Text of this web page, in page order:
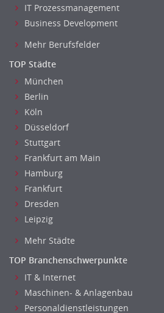
Erzieher
Kindergarten, KiTa, Vorschule
Bildung & Soziales Leitung, Teamleitung
Architektur
Fotografie, Video
Grafik- und Kommunikationsdesign
Medien-, Screen-, Webdesign
Modedesign, Schmuckdesign
Produktdesign, Industriedesign
Theater, Schauspiel, Musik, Tanz
Beschaffungslogistik
Disposition
Logistik
Entsorgungslogistik
IT Prozessmanagement
Business Development
Mehr Berufsfelder
TOP Städte
München
Berlin
Köln
Düsseldorf
Stuttgart
Frankfurt am Main
Hamburg
Frankfurt
Dresden
Leipzig
Mehr Städte
TOP Branchenschwerpunkte
IT & Internet
Maschinen- & Anlagenbau
Personaldienstleistungen